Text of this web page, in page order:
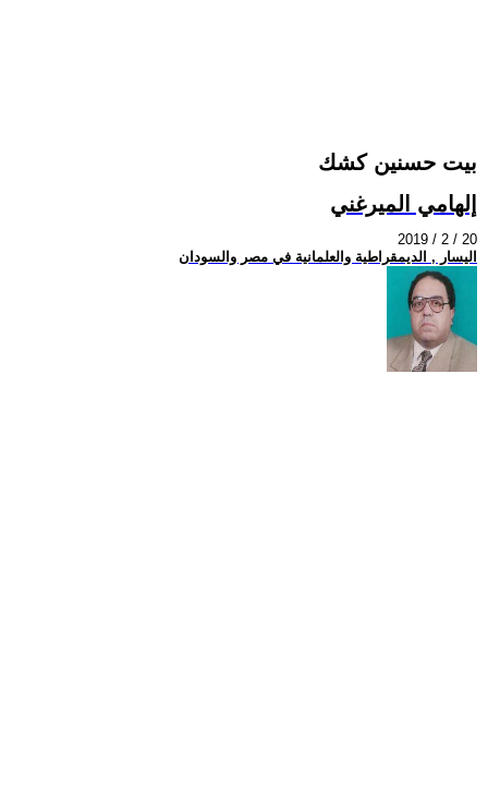
بيت حسنين كشك
إلهامي الميرغني
2019 / 2 / 20
اليسار , الديمقراطية والعلمانية في مصر والسودان